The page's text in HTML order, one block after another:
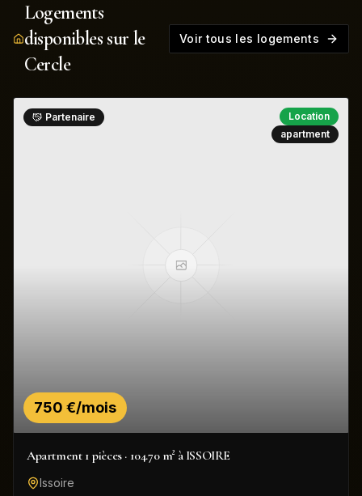
Logements
disponibles sur le
Cercle
Voir tous les logements
750 €/mois
Partenaire
Location
apartment
Apartment 1 pièces · 104.70 m² à ISSOIRE
Issoire